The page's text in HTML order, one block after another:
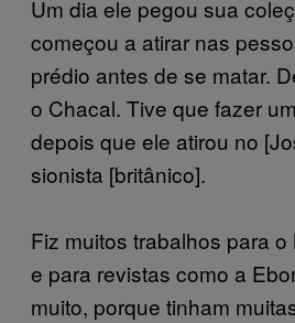
Um dia ele pegou sua
começou a atirar nas
prédio antes de se matar.
o Chacal. Tive que fazer
depois que ele atirou no
sionista [britânico].
Fiz muitos trabalhos para o
e para revistas como a
muito, porque tinham